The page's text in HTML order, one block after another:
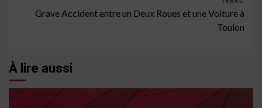
Grave Accident entre un Deux Roues et une Voiture à
Toulon
À lire aussi